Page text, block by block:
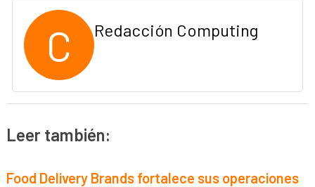
C Redacción Computing
Leer también:
Food Delivery Brands fortalece sus operaciones